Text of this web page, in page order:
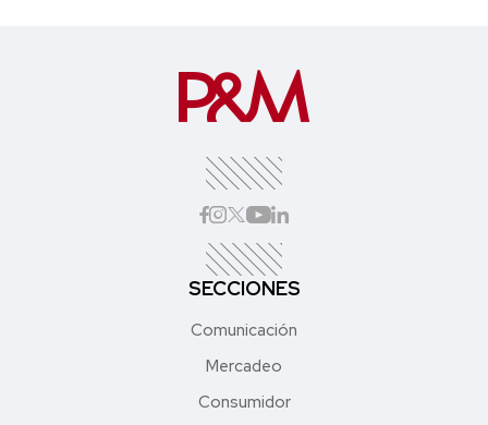
SECCIONES
Comunicación
Mercadeo
Consumidor